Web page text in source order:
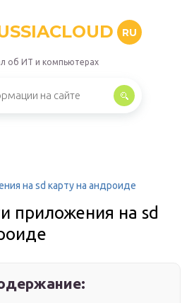
RU
об ИТ и компьютерах
на sd карту на андроиде
приложения на sd